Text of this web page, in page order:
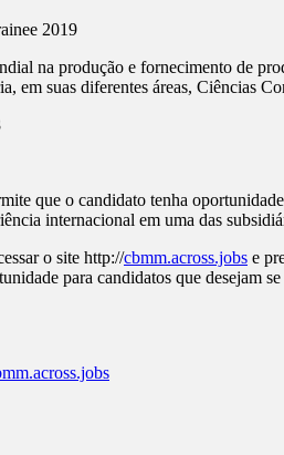
na produção e fornecimento de
em suas diferentes áreas, Ciências
que o candidato tenha
internacional em uma das
o site http://cbmm.across.jobs e
para candidatos que desejam